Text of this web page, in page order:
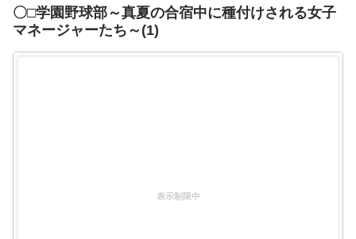
〇□学園野球部～真夏の合宿中に種付けされる女子
マネージャーたち～(1)
表示制限中